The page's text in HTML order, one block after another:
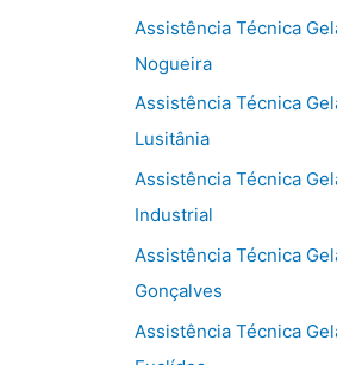
Assistência Técnica
Nogueira
Assistência Técnica
Lusitânia
Assistência Técnica
Industrial
Assistência Técnica
Gonçalves
Assistência Técnica